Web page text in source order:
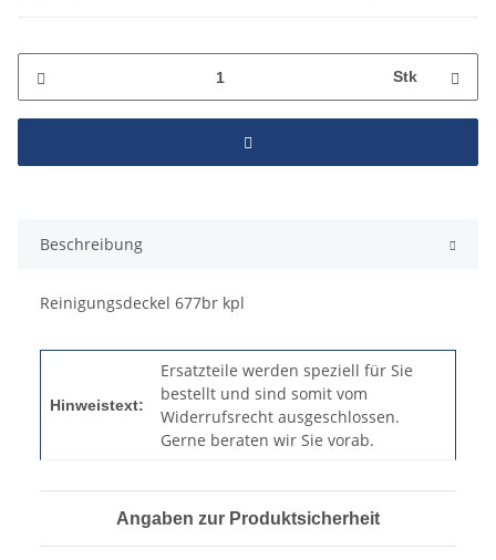
Stk
Beschreibung
Reinigungsdeckel 677br kpl
Hinweistext:
Ersatzteile werden speziell für Sie
bestellt und sind somit vom
Widerrufsrecht ausgeschlossen.
Gerne beraten wir Sie vorab.
Angaben zur Produktsicherheit